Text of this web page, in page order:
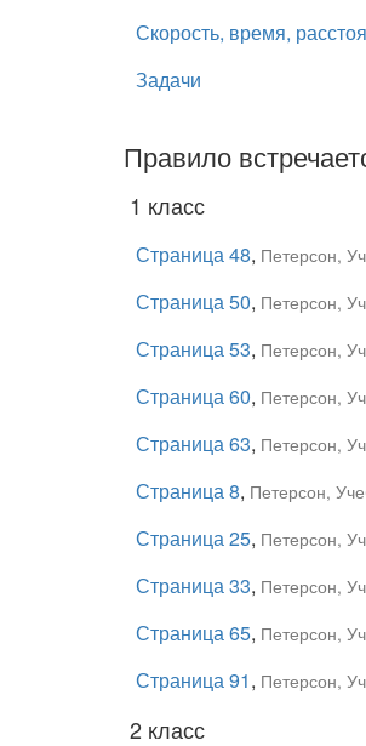
Скорость, время,
Задачи
Правило
1 класс
Страница 48, Петерсон,
Страница 50, Петерсон,
Страница 53, Петерсон,
Страница 60, Петерсон,
Страница 63, Петерсон,
Страница 8, Петерсон,
Страница 25, Петерсон,
Страница 33, Петерсон,
Страница 65, Петерсон,
Страница 91, Петерсон,
2 класс